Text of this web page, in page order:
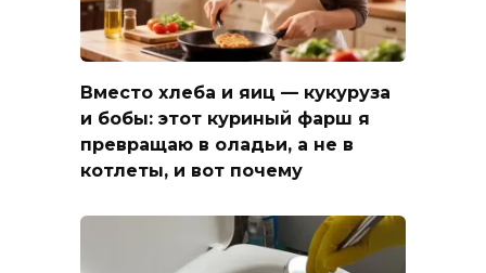
Вместо хлеба и яиц — кукуруза
и бобы: этот куриный фарш я
превращаю в оладьи, а не в
котлеты, и вот почему